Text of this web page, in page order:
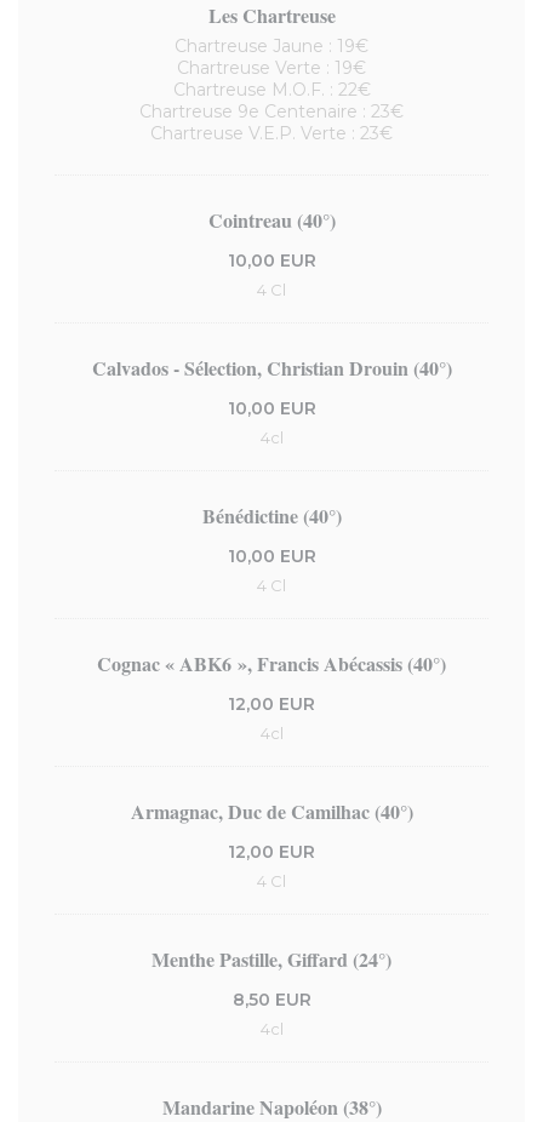
Les Chartreuse
Chartreuse Jaune : 19€
Chartreuse Verte : 19€
Chartreuse M.O.F. : 22€
Chartreuse 9e Centenaire : 23€
Chartreuse V.E.P. Verte : 23€
Cointreau (40°)
10,00 EUR
4 Cl
Calvados - Sélection, Christian Drouin (40°)
10,00 EUR
4cl
Bénédictine (40°)
10,00 EUR
4 Cl
Cognac « ABK6 », Francis Abécassis (40°)
12,00 EUR
4cl
Armagnac, Duc de Camilhac (40°)
12,00 EUR
4 Cl
Menthe Pastille, Giffard (24°)
8,50 EUR
4cl
Mandarine Napoléon (38°)